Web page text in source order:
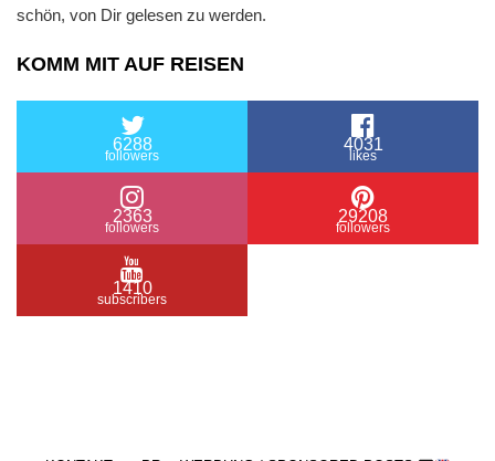
schön, von Dir gelesen zu werden.
KOMM MIT AUF REISEN
6288
followers
4031
likes
2363
followers
29208
followers
1410
subscribers